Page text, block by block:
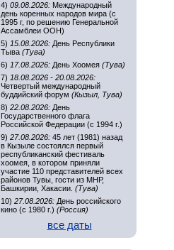
4) 09.08.2026: Международный
день коренных народов мира (с
1995 г, по решению Генеральной
Ассамблеи ООН)
5) 15.08.2026: День Республики
Тыва (Тува)
6) 17.08.2026: День Хоомея (Тува)
7) 18.08.2026 - 20.08.2026:
Четвертый международный
буддийский форум (Кызыл, Тува)
8) 22.08.2026: День
Государственного флага
Российской Федерации (с 1994 г.)
9) 27.08.2026: 45 лет (1981) назад
в Кызыле состоялся первый
республиканский фестиваль
хоомея, в котором приняли
участие 110 представителей всех
районов Тувы, гости из МНР,
Башкирии, Хакасии. (Тува)
10) 27.08.2026: День российского
кино (с 1980 г.) (Россия)
все даты